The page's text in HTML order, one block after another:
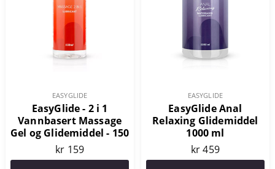
EASYGLIDE
EasyGlide - 2 i 1
Vannbasert Massage
Gel og Glidemiddel - 150
ml
kr 159
EASYGLIDE
EasyGlide Anal
Relaxing Glidemiddel
1000 ml
kr 459